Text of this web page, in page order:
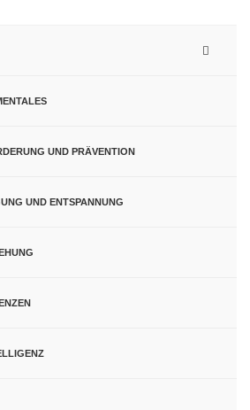
UND PRÄVENTION
UND ENTSPANNUNG